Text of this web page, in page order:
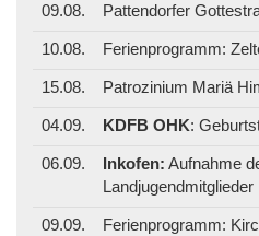
09.08. Pattendorfer
10.08. Ferienprogramm:
15.08. Patrozinium Mariä
04.09. KDFB OHK:
06.09. Inkofen: Aufnahme
Landjugendmitglieder
09.09.
Ferienprogramm: